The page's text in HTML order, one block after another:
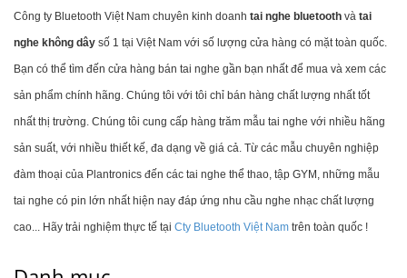
Công ty Bluetooth Việt Nam chuyên kinh doanh tai nghe bluetooth và tai
nghe không dây số 1 tại Việt Nam với số lượng cửa hàng có mặt toàn quốc.
Bạn có thể tìm đến cửa hàng bán tai nghe gần bạn nhất để mua và xem các
sản phẩm chính hãng. Chúng tôi với tôi chỉ bán hàng chất lượng nhất tốt
nhất thị trường. Chúng tôi cung cấp hàng trăm mẫu tai nghe với nhiều hãng
sản suất, với nhiều thiết kế, đa dạng về giá cả. Từ các mẫu chuyên nghiệp
đàm thoại của Plantronics đến các tai nghe thể thao, tập GYM, những mẫu
tai nghe có pin lớn nhất hiện nay đáp ứng nhu cầu nghe nhạc chất lượng
cao... Hãy trải nghiệm thực tế tại Cty Bluetooth Việt Nam trên toàn quốc !